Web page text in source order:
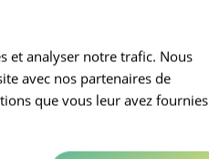
et analyser notre trafic. Nous
avec nos partenaires de
que vous leur avez fournies